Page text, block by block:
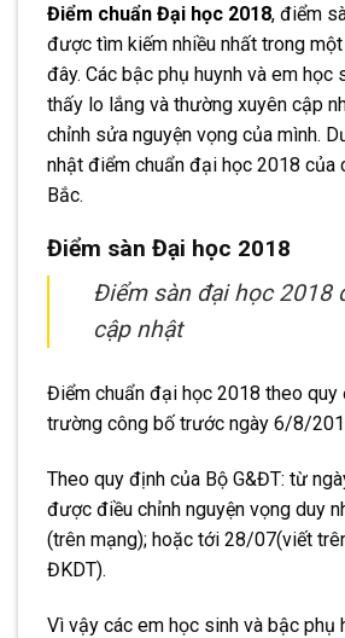
Điểm chuẩn Đại học 2018, điểm
được tìm kiếm nhiều nhất trong
đây. Các bậc phụ huynh và em học
thấy lo lắng và thường xuyên cập
chỉnh sửa nguyện vọng của mình.
nhật điểm chuẩn đại học 2018 của
Bắc.
Điểm sàn Đại học 2018
Điểm sàn đại học 2018
cập nhật
Điểm chuẩn đại học 2018 theo
trường công bố trước ngày 6/8/
Theo quy định của Bộ G&ĐT: từ
được điều chỉnh nguyện vọng duy
(trên mạng); hoặc tới 28/07(viết
ĐKDT).
Vì vậy các em học sinh và bậc phụ